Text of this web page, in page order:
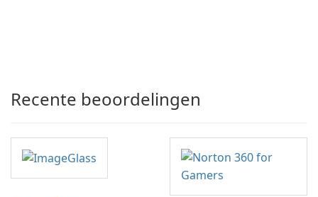
Recente beoordelingen